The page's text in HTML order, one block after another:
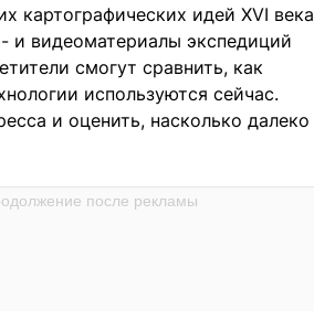
картографических идей XVI века
и видеоматериалы экспедиций
смогут сравнить, как
используются сейчас.
и оценить, насколько далеко